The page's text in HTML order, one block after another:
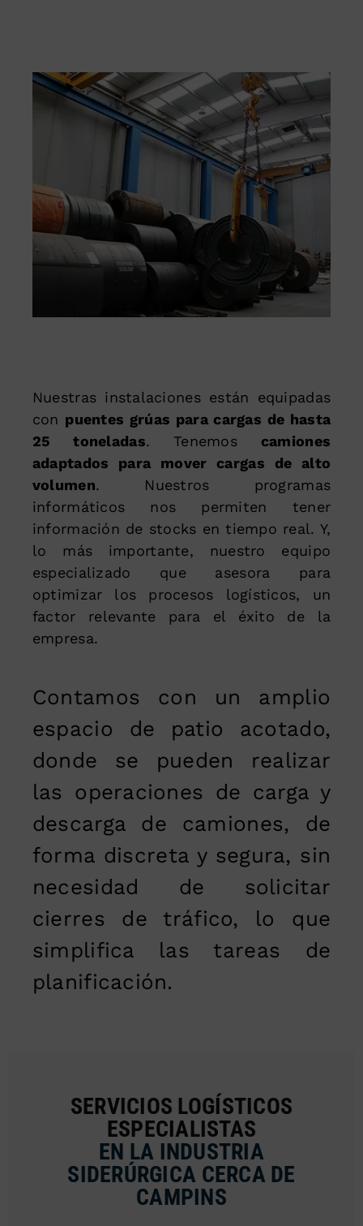
Nuestras instalaciones están equipadas
con puentes grúas para cargas de hasta
25 toneladas. Tenemos camiones
adaptados para mover cargas de alto
volumen. Nuestros programas
informáticos nos permiten tener
información de stocks en tiempo real. Y,
lo más importante, nuestro equipo
especializado que asesora para
optimizar los procesos logísticos, un
factor relevante para el éxito de la
empresa.
Contamos con un amplio
espacio de patio acotado,
donde se pueden realizar
las operaciones de carga y
descarga de camiones, de
forma discreta y segura, sin
necesidad de solicitar
cierres de tráfico, lo que
simplifica las tareas de
planificación.
SERVICIOS LOGÍSTICOS
ESPECIALISTAS
EN LA INDUSTRIA
SIDERÚRGICA CERCA DE
CAMPINS